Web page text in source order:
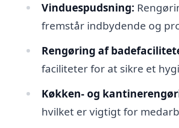
Vinduespudsning:
fremstår indbydende og
Rengøring af
faciliteter for at sikre et
Køkken- og
hvilket er vigtigt for